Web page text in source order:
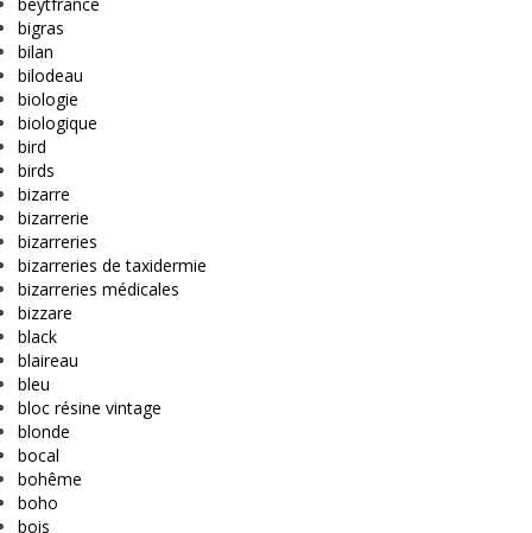
bigras
bilan
bilodeau
biologie
biologique
bird
birds
bizarre
bizarrerie
bizarreries
bizarreries de taxidermie
bizarreries médicales
bizzare
black
blaireau
bleu
bloc résine vintage
blonde
bocal
bohême
boho
bois